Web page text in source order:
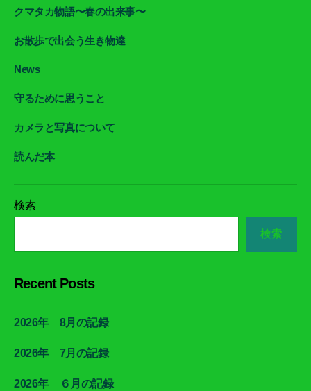
クマタカ物語〜春の出来事〜
お散歩で出会う生き物達
News
守るために思うこと
カメラと写真について
読んだ本
検索
検索
Recent Posts
2026年 8月の記録
2026年 7月の記録
2026年 ６月の記録